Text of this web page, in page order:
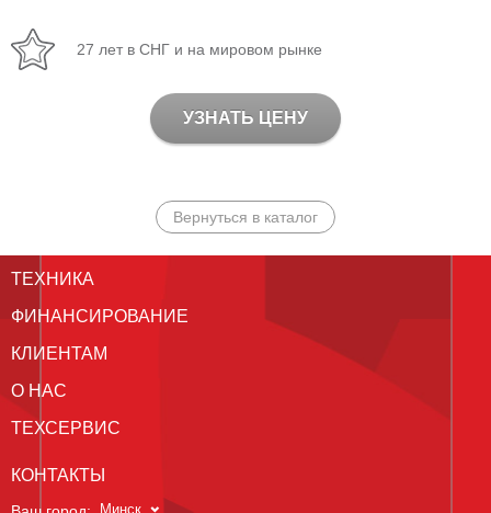
27 лет в СНГ и на мировом рынке
УЗНАТЬ ЦЕНУ
Вернуться в каталог
ТЕХНИКА
ФИНАНСИРОВАНИЕ
КЛИЕНТАМ
О НАС
ТЕХСЕРВИС
КОНТАКТЫ
Минск